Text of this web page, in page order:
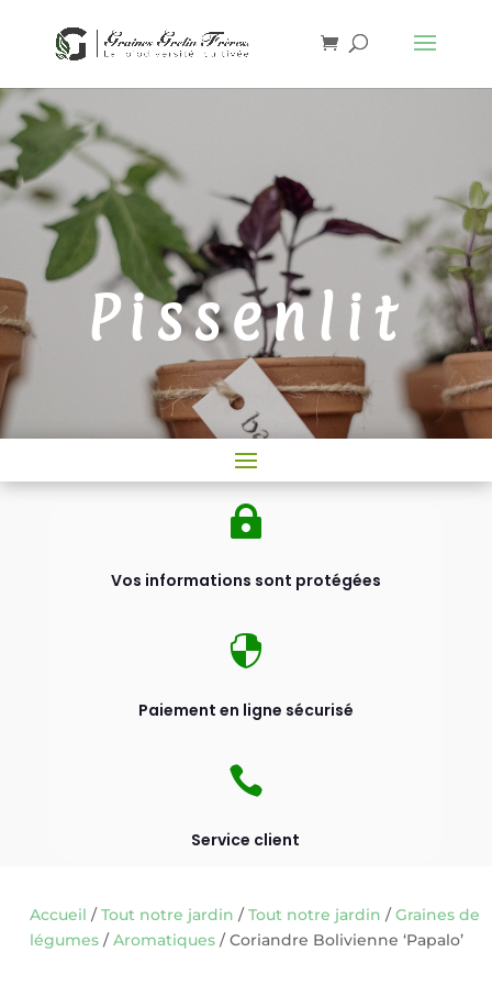
Pissenlit

Vos informations sont protégées

Paiement en ligne sécurisé

Service client
Accueil /Tout notre jardin /Tout notre jardin /Graines de
légumes/Aromatiques/ Coriandre Bolivienne ‘Papalo’